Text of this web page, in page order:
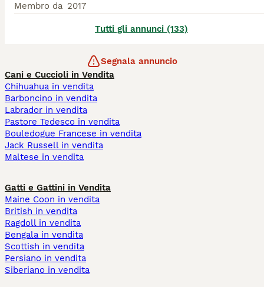
Membro da 2017
Tutti gli annunci (133)
Segnala annuncio
Cani e Cuccioli in Vendita
Chihuahua in vendita
Barboncino in vendita
Labrador in vendita
Pastore Tedesco in vendita
Bouledogue Francese in vendita
Jack Russell in vendita
Maltese in vendita
Gatti e Gattini in Vendita
Maine Coon in vendita
British in vendita
Ragdoll in vendita
Bengala in vendita
Scottish in vendita
Persiano in vendita
Siberiano in vendita